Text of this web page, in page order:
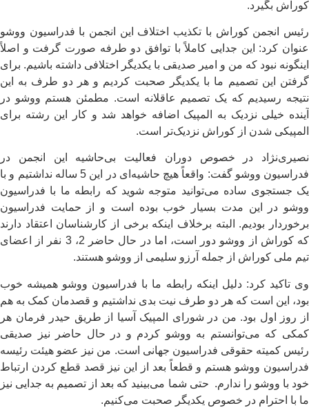
کوراش بگیرد.
رئیس انجمن کوراش با تکذیب اختلاف این انجمن با فدراسیون ووشو
عنوان کرد: این جدایی کاملاً با توافق دو طرفه صورت گرفت و اصلاً
اینگونه نبود که من و امیر صدیقی با یکدیگر اختلافی داشته باشیم. برای
گرفتن این تصمیم ما با یکدیگر صحبت کردیم و هر دو طرف به این
نتیجه رسیدیم که یک تصمیم عاقلانه است. مطمئن هستم ووشو در
آینده خیلی نزدیک به المپیک اضافه خواهد شد و کار این رشته برای
المپیکی شدن از کوراش نزدیک‌تر است.
نصیری‌نژاد در خصوص دوران فعالیت بی‌حاشیه این انجمن در
فدراسیون ووشو گفت: واقعاً هیچ حاشیه‌ای در این 5 ساله نداشتیم و با
یک جستجوی ساده می‌توانید متوجه شوید که رابطه ما با فدراسیون
ووشو در این مدت بسیار خوب بوده است و از حمایت فدراسیون
برخوردار بودیم. البته برخلاف اینکه برخی از کارشناسان اعتقاد دارند
که کوراش از ووشو دور است، اما در حال حاضر 2، 3 نفر از اعضای
تیم ملی کوراش از جمله آرزو سلیمی از ووشو هستند.
وی تاکید کرد: دلیل اینکه رابطه ما با فدراسیون ووشو همیشه خوب
بود، این است که هر دو طرف نیت بدی نداشتیم و قصدمان کمک به هم
از روز اول بود. من در شورای المپیک آسیا از طریق حیدر فرمان هر
کمکی که می‌توانستم به ووشو کردم و در حال حاضر نیز صدیقی
رئیس کمیته حقوقی فدراسیون جهانی است. من نیز عضو هیئت رئیسه
فدراسیون ووشو هستم و قطعاً بعد از این نیز قصد قطع کردن ارتباط
خود با ووشو را ندارم. حتی شما می‌بینید که بعد از تصمیم به جدایی نیز
ما با احترام در خصوص یکدیگر صحبت می‌کنیم.